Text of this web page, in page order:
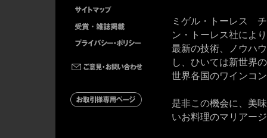
ミゲル・トーレス
ン・トーレス社によ
最新の技術、ノウハ
し、ひいては新世界
世界各国のワインコ
是非この機会に、美
いお料理のマリアー